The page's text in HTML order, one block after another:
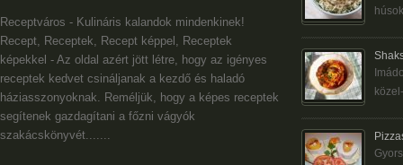
Receptváros - Kulináris kalandok mindenkinek!
Recept, Receptek, Recept képpel, Receptek
képekkel - Az oldal azért jött létre, hogy az igényes
receptek kedvet csináljanak a kezdő és haladó
háziasszonyoknak. Reméljük, hogy a képes receptek
segítenek gazdagítani a főzni vágyók
szakácskönyvét.......